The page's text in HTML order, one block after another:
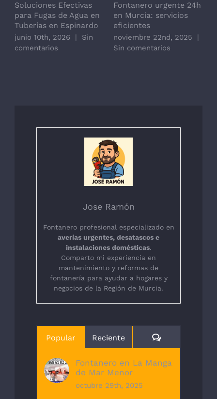
Soluciones Efectivas
para Fugas de Agua en
Tuberías en Espinardo
junio 10th, 2026 |
Sin
comentarios
Fontanero urgente 24h
en Murcia: servicios
eficientes
noviembre 22nd, 2025
|
Sin comentarios
Jose Ramón
Fontanero profesional especializado en
averías urgentes, desatascos e
instalaciones domésticas.
Comparto mi experiencia en
mantenimiento y reformas de
fontanería para ayudar a hogares y
negocios de la Región de Murcia.
Popular Reciente Comentarios
Fontanero en La Manga
de Mar Menor
octubre 29th, 2025